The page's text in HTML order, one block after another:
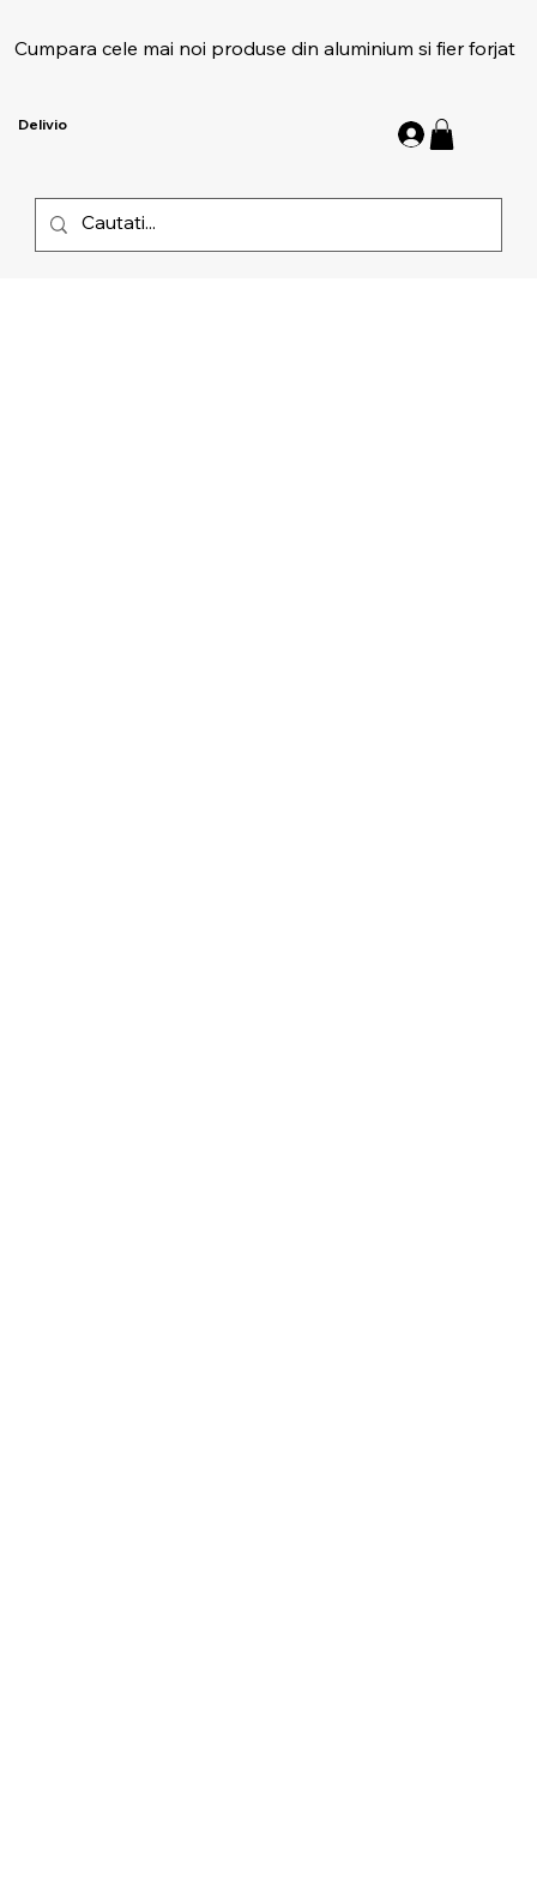
Cumpara cele mai noi produse din aluminium si fier forjat
Delivio